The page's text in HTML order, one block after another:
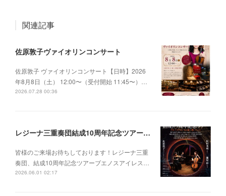
関連記事
佐原敦子ヴァイオリンコンサート
佐原敦子 ヴァイオリンコンサート【日時】2026
年8月8日（土） 12:00〜（受付開始 11:45〜）…
2026.07.28 00:36
レジーナ三重奏団結成10周年記念ツアー ブエノスアイレスの夏〜秋2026
皆様のご来場お待ちしております！レジーナ三重
奏団、結成10周年記念ツアーブエノスアイレス…
2026.06.01 02:17